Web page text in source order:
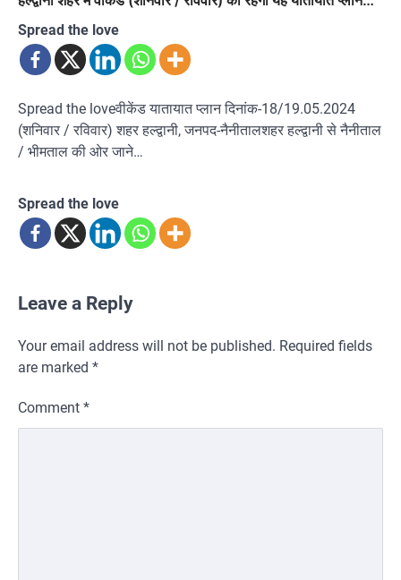
Spread the love
Spread the loveवीकेंड यातायात प्लान दिनांक-18/19.05.2024
(शनिवार / रविवार) शहर हल्द्वानी, जनपद-नैनीतालशहर हल्द्वानी से नैनीताल
/ भीमताल की ओर जाने…
Spread the love
Leave a Reply
Your email address will not be published. Required fields
are marked *
Comment *